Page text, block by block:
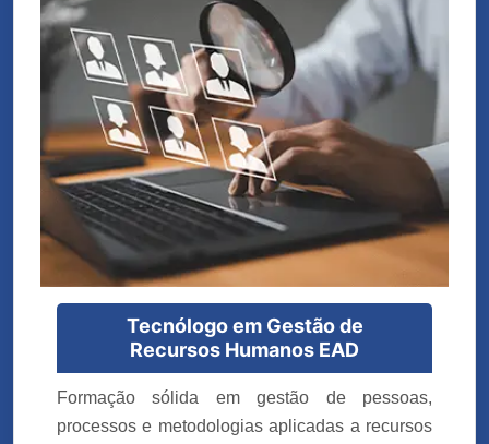
Tecnólogo em Gestão de
Recursos Humanos EAD
Formação sólida em gestão de pessoas,
processos e metodologias aplicadas a recursos